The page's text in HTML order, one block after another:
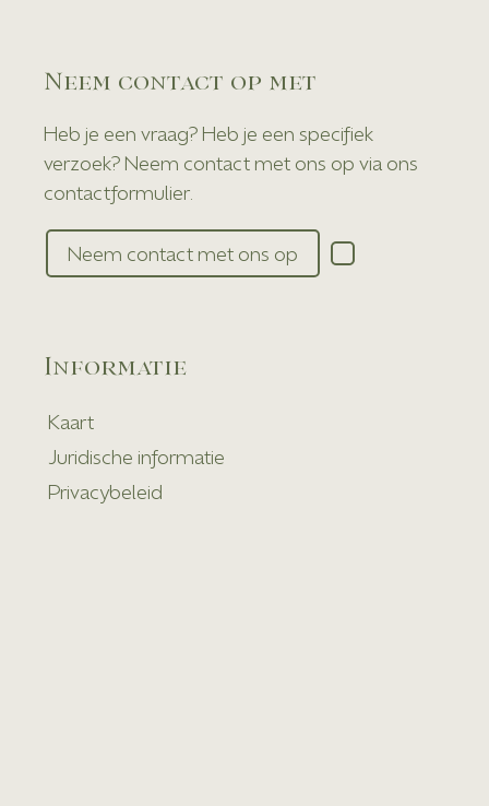
Informatie
Kaart
Juridische informatie
Privacybeleid
Neem contact op met
Heb je een vraag? Heb je een specifiek
verzoek? Neem contact met ons op via ons
contactformulier.
Neem contact met ons op